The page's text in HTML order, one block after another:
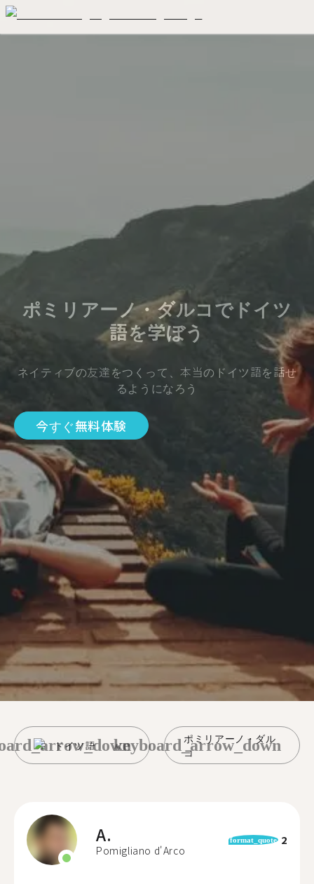
ポミリアーノ・ダルコでドイツ
語を学ぼう
ネイティブの友達をつくって、本当のドイツ語を話せ
るようになろう
今すぐ無料体験
ドイツ語
ポミリアーノ・ダル
コ
keyboard_arrow_down
A.
Pomigliano d'Arco
format_quote 2